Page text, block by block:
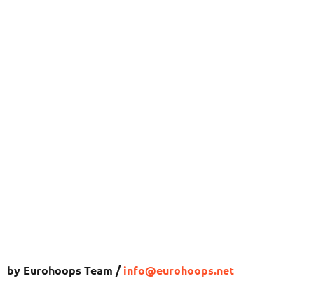
by Eurohoops Team /info@eurohoops.net